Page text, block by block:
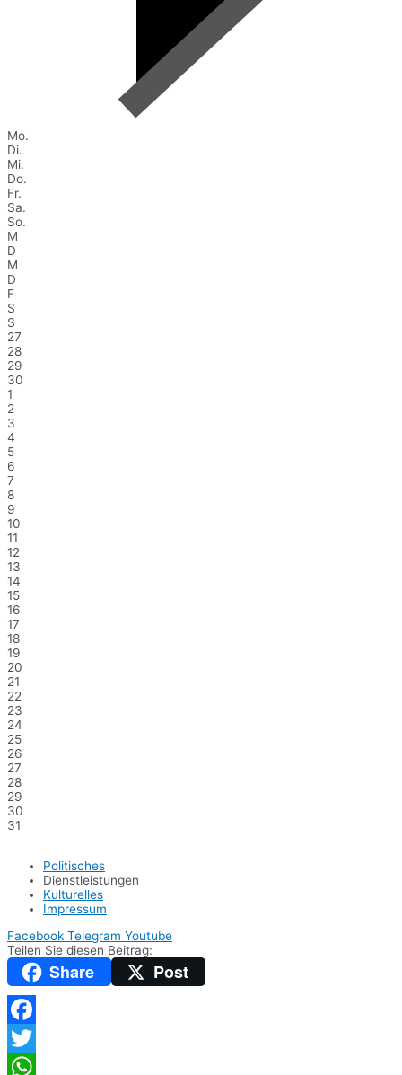
Mo.
Di.
Mi.
Do.
Fr.
Sa.
So.
M
D
M
D
F
S
S
27
28
29
30
1
2
3
4
5
6
7
8
9
10
11
12
13
14
15
16
17
18
19
20
21
22
23
24
25
26
27
28
29
30
31
Politisches
Dienstleistungen
Kulturelles
Impressum
Facebook Telegram Youtube
Teilen Sie diesen Beitrag:
Share Post
Facebook
Twitter